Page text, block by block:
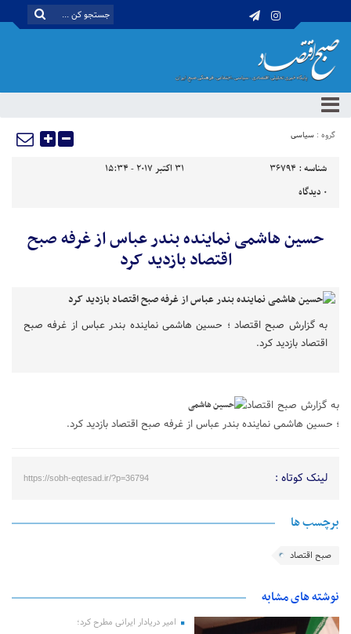
گروه : سیاسی
شناسه : 36794
31 اکتبر 2017 - 15:34
0 دیدگاه
حسین هاشمی نماینده بندر عباس از غرفه صبح
اقتصاد بازدید کرد
به گزارش صبح اقتصاد ؛ حسین هاشمی نماینده بندر عباس از غرفه صبح
اقتصاد بازدید کرد.
به گزارش صبح اقتصاد
؛ حسین هاشمی نماینده بندر عباس از غرفه صبح اقتصاد بازدید کرد.
لینک کوتاه : https://sobh-eqtesad.ir/?p=36794
برچسب ها
صبح اقتصاد
نوشته های مشابه
امیر دریادار ایرانی مطرح کرد؛